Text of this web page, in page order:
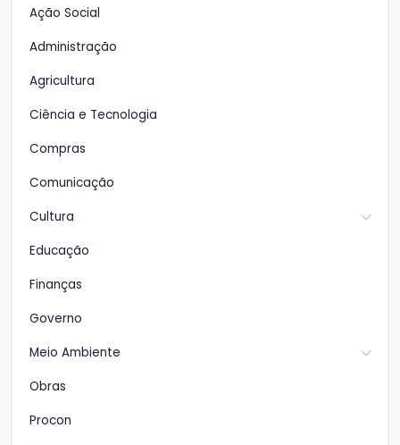
Ação Social
Administração
Agricultura
Ciência e Tecnologia
Compras
Comunicação
Cultura
Educação
Finanças
Governo
Meio Ambiente
Obras
Procon